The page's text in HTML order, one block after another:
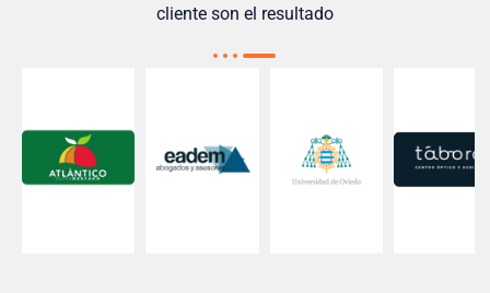
cliente son el resultado